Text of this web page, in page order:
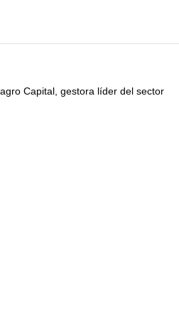
Capital, gestora líder del sector